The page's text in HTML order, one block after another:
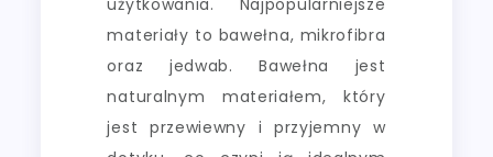
materiały to bawełna, mikrofibra
oraz jedwab. Bawełna jest
naturalnym materiałem, który
jest przewiewny i przyjemny w